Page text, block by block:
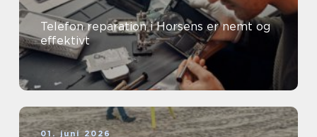
Telefon reparation i Horsens er nemt og
effektivt
01. juni 2026